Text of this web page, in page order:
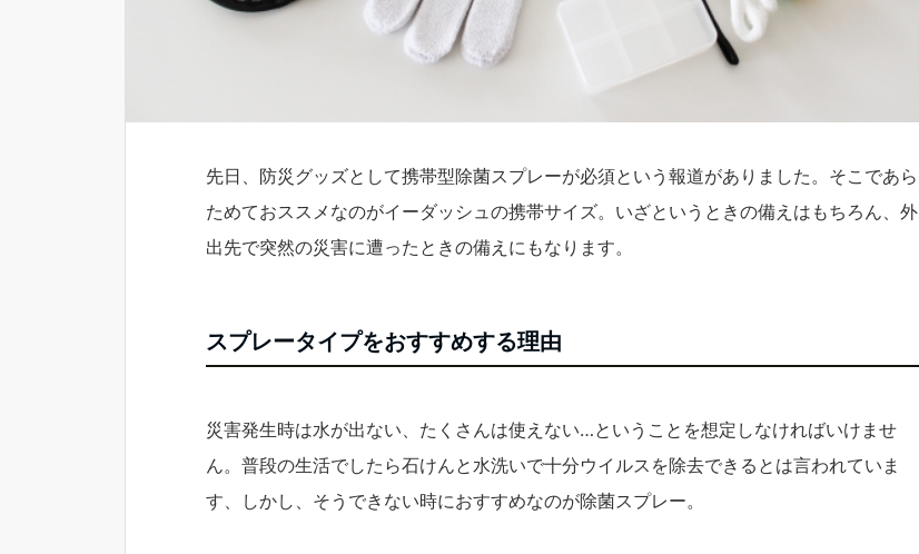
先日、防災グッズとして携帯型除菌スプレーが必須という報道がありました。そこであら
ためておススメなのがイーダッシュの携帯サイズ。いざというときの備えはもちろん、外
出先で突然の災害に遭ったときの備えにもなります。
スプレータイプをおすすめする理由
災害発生時は水が出ない、たくさんは使えない…ということを想定しなければいけませ
ん。普段の生活でしたら石けんと水洗いで十分ウイルスを除去できるとは言われていま
す、しかし、そうできない時におすすめなのが除菌スプレー。